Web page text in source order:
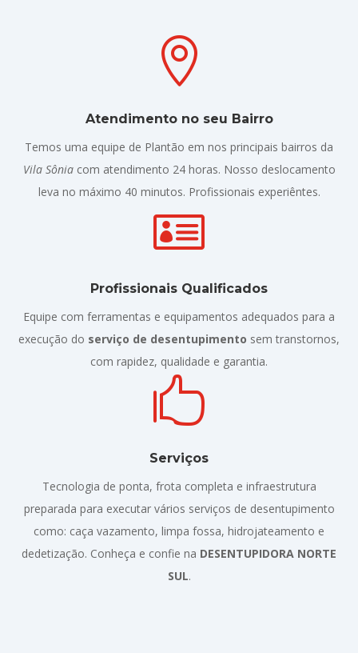

Atendimento no seu Bairro
Temos uma equipe de Plantão em nos principais bairros da
Vila Sôniacom atendimento 24 horas. Nosso deslocamento
leva no máximo 40 minutos. Profissionais experiêntes.

Profissionais Qualificados
Equipe com ferramentas e equipamentos adequados para a
execução do serviço de desentupimento sem transtornos,
com rapidez, qualidade e garantia.

Serviços
Tecnologia de ponta, frota completa e infraestrutura
preparada para executar vários serviços de desentupimento
como: caça vazamento, limpa fossa, hidrojateamento e
dedetização. Conheça e confie na DESENTUPIDORA NORTE
SUL.